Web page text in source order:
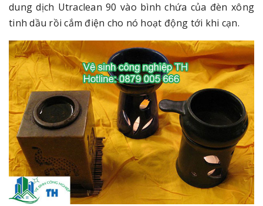
dung dịch Utraclean 90 vào bình chứa của đèn xông
tinh dầu rồi cắm điện cho nó hoạt động tới khi cạn.